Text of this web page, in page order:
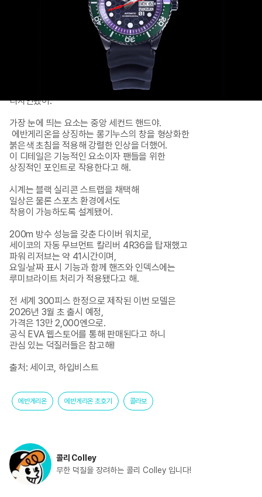
케이스 지름은 45mm로, 스테인리스 스틸 소재에
그린과 퍼플 투톤 컬러를 조합해 EVA 초호기의
상징적인 이미지를 구현했는데,
다이얼에는 에반게리온 세계관을 연상시키는
12시 인덱스와 2시·10시 방향의 장식 요소는
초호기의 얼굴과 흉부 장갑 디테일에서 영감을 받아
디자인됐어.
가장 눈에 띄는 요소는 중앙 세컨드 핸드야.
붉은색 초침을 적용해 강렬한 인상을 더했어.
이 디테일은 기능적인 요소이자 팬들을 위한
상징적인 포인트로 작용한다고 해.
시계는 블랙 실리콘 스트랩을 채택해
일상은 물론 스포츠 환경에서도
착용이 가능하도록 설계됐어.
200m 방수 성능을 갖춘 다이버 워치로,
세이코의 자동 무브먼트 칼리버 4R36을 탑재했고
파워 리저브는 약 41시간이며,
요일·날짜 표시 기능과 함께 핸즈와 인덱스에는
루미브라이트 처리가 적용됐다고 해.
전 세계 300피스 한정으로 제작된 이번 모델은
2026년 3월 초 출시 예정,
가격은 13만 2,000엔으로.
공식 EVA 웹스토어를 통해 판매된다고 하니
관심 있는 덕질러들은 참고해!
출처: 세이코, 하입비스트
에반게리온 에반게리온 초호기 콜라보
콜리 Colley
무한 덕질을 장려하는 콜리 Colley 입니다!